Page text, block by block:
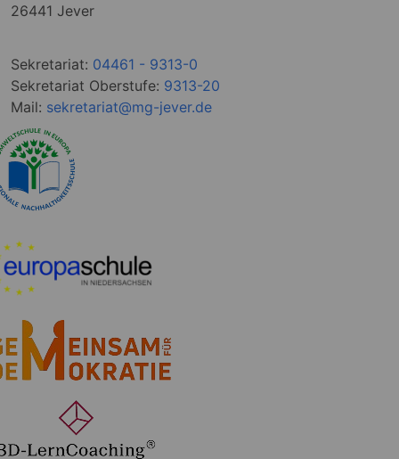
26441 Jever
Sekretariat: 04461 - 9313-0
Sekretariat Oberstufe: 9313-20
Mail: sekretariat@mg-jever.de